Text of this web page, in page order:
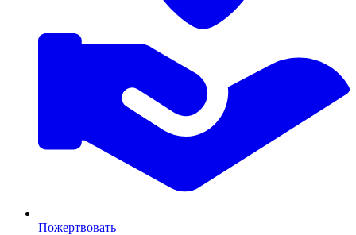
Пожертвовать